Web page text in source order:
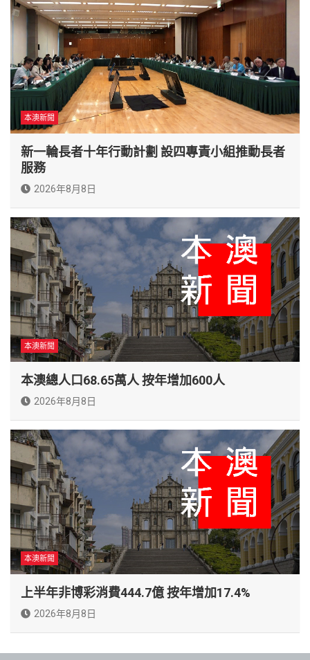
本澳新聞
新一輪長者十年行動計劃 設四專責小組推動長者
服務
2026年8月8日
本澳新聞
本澳總人口68.65萬人 按年增加600人
2026年8月8日
本澳新聞
上半年非博彩消費444.7億 按年增加17.4%
2026年8月8日